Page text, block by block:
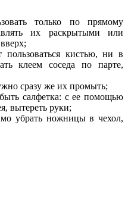
только по прямому
их раскрытыми или
пользоваться кистью, ни в
клеем соседа по парте,
сразу же их промыть;
салфетка: с ее помощью
вытереть руки;
убрать ножницы в чехол,